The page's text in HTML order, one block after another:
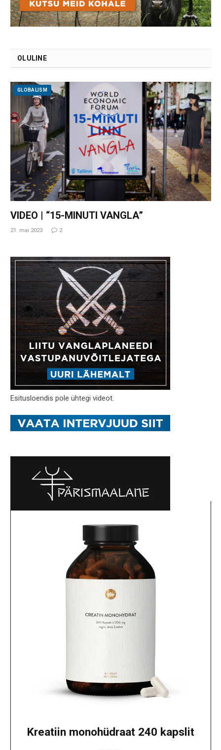
OLULINE
GLOBALISM
VIDEO | “15-MINUTI VANGLA”
21. mai 2023 2
Esitusloendis pole ühtegi videot.
Kreatiin monohüdraat 240 kapslit